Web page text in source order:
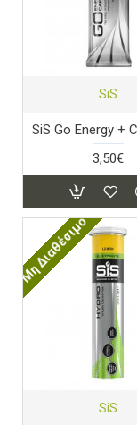
SiS
3,50€
Μη Διαθέσιμο
SiS